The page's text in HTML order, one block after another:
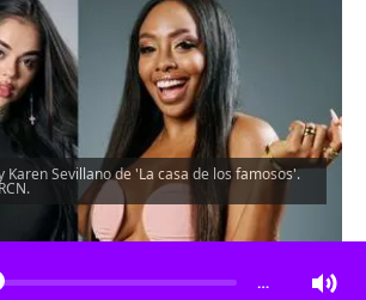
Karen Sevillano de 'La casa de los famosos'.
Escucha el artículo
…